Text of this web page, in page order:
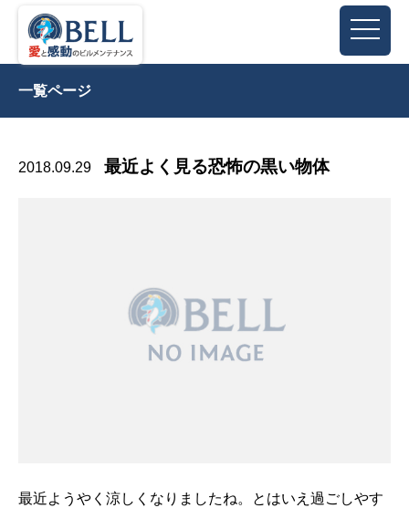
一覧ページ
2018.09.29 最近よく見る恐怖の黒い物体
最近ようやく涼しくなりましたね。とはいえ過ごしやす